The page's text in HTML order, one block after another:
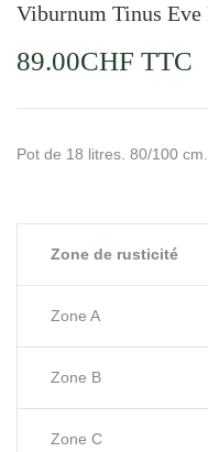
Viburnum Tinus Eve
89.00CHF TTC
Pot de 18 litres. 80/100 cm.
Zone de rusticité
Zone A
Zone B
Zone C